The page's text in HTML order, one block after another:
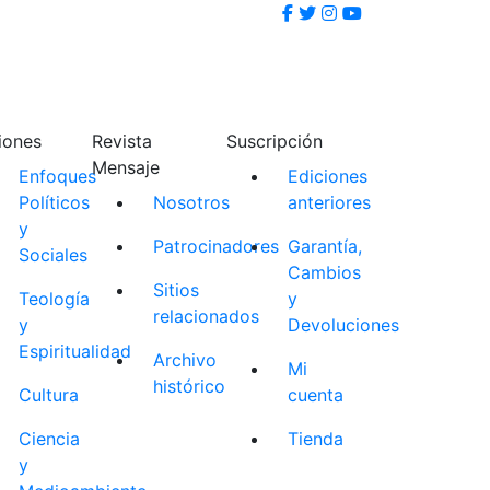
Enfoques
Políticos
y
Sociales
Teología
y
Espiritualidad
Cultura
Ciencia
y
Revista
Mensaje
Nosotros
Patrocinadores
Sitios
relacionados
Archivo
histórico
Suscripción
Ediciones
anteriores
Garantía,
Cambios
y
Devoluciones
Mi
cuenta
Tienda